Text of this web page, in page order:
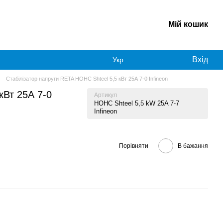
Мій кошик
Укр Вхід
Стабілізатор напруги RETA НОНС Shteel 5,5 кВт 25А 7-0 Infineon
25А 7-0
Артикул
HOHC Shteel 5,5 kW 25A 7-7
Infineon
Порівняти В бажання